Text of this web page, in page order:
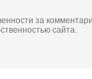
за
сайта.